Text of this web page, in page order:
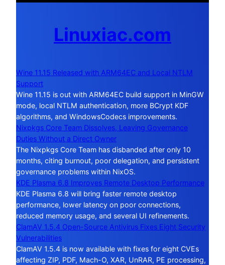
Linuxiac.com
Wine 11.15 Released with ARM64EC and Local NTLM
Support
Wine 11.15 is out with ARM64EC build support in MinGW
mode, local NTLM authentication, more BCrypt KDF
algorithms, and WindowsCodecs improvements.
Nixpkgs Core Team Dissolves, Leaving Governance
Duties Without a Direct Owner
The Nixpkgs Core Team has disbanded after only 10
months, citing burnout, poor delegation, and persistent
governance problems within NixOS.
KDE Plasma 6.8 Improves Remote Desktop Performance
KDE Plasma 6.8 will bring faster remote desktop
performance, lower latency on poor connections,
reduced memory usage, and several UI refinements.
ClamAV 1.5.4 Open-Source Antivirus Fixes Eight Security
Vulnerabilities
ClamAV 1.5.4 is now available with fixes for eight CVEs
affecting ZIP, PDF, Mach-O, XAR, UnRAR, PE processing,